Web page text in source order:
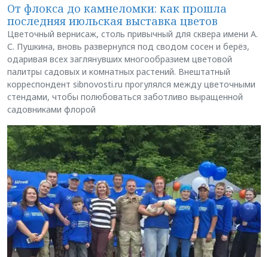
От флокса до камнеломки: как прошла
последняя июльская выставка цветов
Цветочный вернисаж, столь привычный для сквера имени А.
С. Пушкина, вновь развернулся под сводом сосен и берёз,
одаривая всех заглянувших многообразием цветовой
палитры садовых и комнатных растений. Внештатный
корреспондент sibnovosti.ru прогулялся между цветочными
стендами, чтобы полюбоваться заботливо выращенной
садовниками флорой